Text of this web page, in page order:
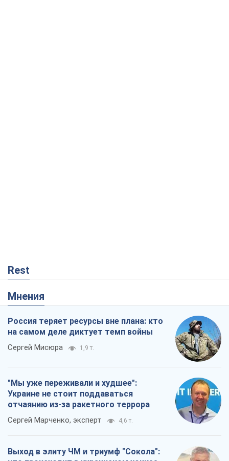
Rest
Мнения
Россия теряет ресурсы вне плана: кто
на самом деле диктует темп войны
Сергей Мисюра 1,9 т.
"Мы уже переживали и худшее":
Украине не стоит поддаваться
отчаянию из-за ракетного террора
Сергей Марченко, эксперт 4,6 т.
Выход в элиту ЧМ и триумф "Сокола":